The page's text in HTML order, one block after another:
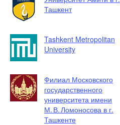
Ташкент
Tashkent Metropolitan
University
Филиал Московского
государственного
университета имени
М. В. Ломоносова в г.
Ташкенте